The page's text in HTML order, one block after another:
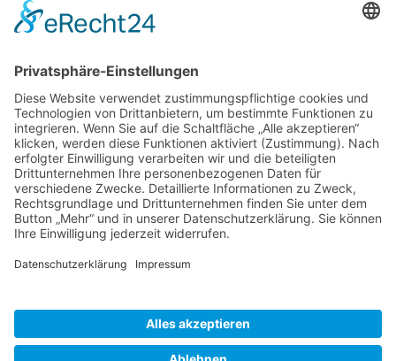
» Kontakt aufnehmen
contact
»Skype
Und es geht auch per Skype!
Rufen Sie uns einfach an - natürlich weltweit zum Null-Tarif!
© 2023 – HANNL Customs Consulting
Basismenu
Impressum
Datenschutzerklärung
Allgemeine Datenschutzerklärung